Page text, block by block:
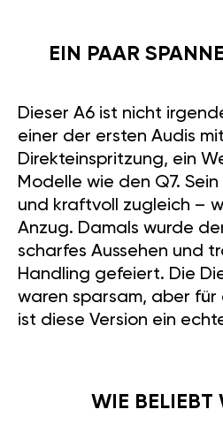
EIN PAAR
Dieser A6 ist nicht
einer der ersten Audis
Direkteinspritzung, ein
Modelle wie den Q7.
und kraftvoll zugleich –
Anzug. Damals wurde
scharfes Aussehen und
Handling gefeiert. Die
waren sparsam, aber für
ist diese Version ein
WIE BELIEBT